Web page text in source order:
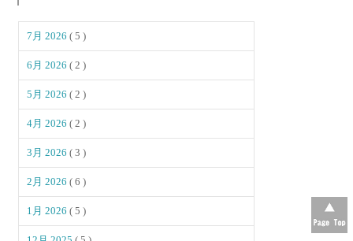
7月 2026( 5 )
6月 2026( 2 )
5月 2026( 2 )
4月 2026( 2 )
3月 2026( 3 )
2月 2026( 6 )
1月 2026( 5 )